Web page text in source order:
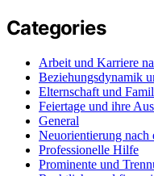
Categories
Arbeit und Karriere
Beziehungsdynamik
Elternschaft und
Feiertage und ihre
General
Neuorientierung nach
Professionelle Hilfe
Prominente und